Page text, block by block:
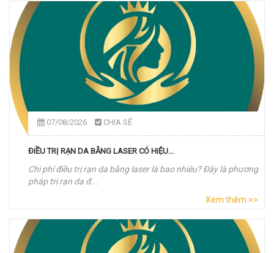
07/08/2026 CHIA SẺ
ĐIỀU TRỊ RẠN DA BẰNG LASER CÓ HIỆU...
Chi phí điều trị rạn da bằng laser là bao nhiêu? Đây là phương
pháp trị rạn da đ...
Xem thêm >>